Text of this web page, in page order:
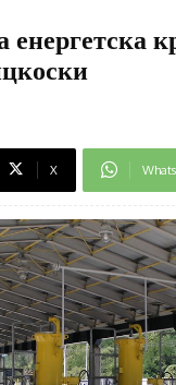
X